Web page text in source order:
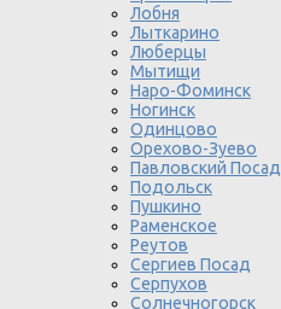
Лобня
Лыткарино
Люберцы
Мытищи
Наро-Фоминск
Ногинск
Одинцово
Орехово-Зуево
Павловский Посад
Подольск
Пушкино
Раменское
Реутов
Сергиев Посад
Серпухов
Солнечногорск